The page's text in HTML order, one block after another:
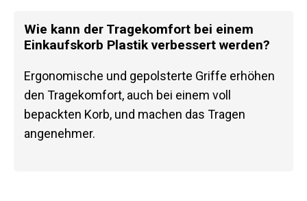
Wie kann der Tragekomfort bei einem
Einkaufskorb Plastik verbessert werden?
Ergonomische und gepolsterte Griffe erhöhen
den Tragekomfort, auch bei einem voll
bepackten Korb, und machen das Tragen
angenehmer.